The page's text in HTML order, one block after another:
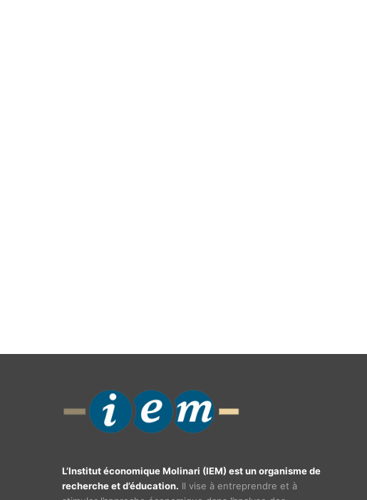
L’Institut économique Molinari (IEM) est un organisme de
recherche et d’éducation. Il vise à entreprendre et à